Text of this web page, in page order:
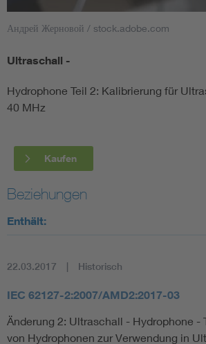
Smart Cities
DKE Fachinformationen im Kontext
Blitzschutz: DIN EN 62305 in der
DIN VDE 0100 für sichere
Elektrofachkraft (EFK)
Андрей Жерновой / stock.adobe.com
Ultraschall -
Hydrophone Teil 2: Kalibrierung für
40 MHz
Kaufen
Beziehungen
Enthält:
22.03.2017 Historisch
IEC 62127-2:2007/AMD2:2017-03
Änderung 2: Ultraschall - Hydrophone -
von Hydrophonen zur Verwendung in